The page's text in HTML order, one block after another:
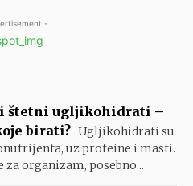
-
štetni ugljikohidrati –
birati? Ugljikohidrati su
uz proteine i masti.
organizam, posebno...